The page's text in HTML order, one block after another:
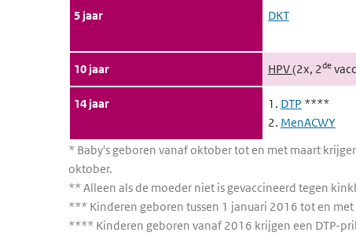
* Baby's geboren vanaf oktober tot en met maart
oktober.
** Alleen als de moeder niet is gevaccineerd tegen
*** Kinderen geboren tussen 1 januari 2016 tot en
**** Kinderen geboren vanaf 2016 krijgen een DTP-
5 jaar DKT
10 jaar HPV(2x, 2de
14 jaar 1. DTP ****
2. MenACWY